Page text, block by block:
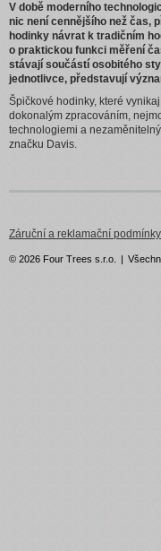
V době moderního
nic není cennějšího než čas,
hodinky návrat k tradičním
o praktickou funkci měření
stávají součástí osobitého
jednotlivce, představují
Špičkové hodinky, které
dokonalým zpracováním,
technologiemi a
značku Davis.
Záruční a reklamační podmínky
© 2026 Four Trees s.r.o.